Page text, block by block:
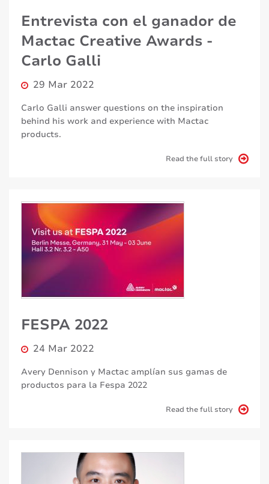
Entrevista con el ganador de
Mactac Creative Awards -
Carlo Galli
29 Mar 2022
Carlo Galli answer questions on the inspiration
behind his work and experience with Mactac
products.
Read the full story
FESPA 2022
24 Mar 2022
Avery Dennison y Mactac amplían sus gamas de
productos para la Fespa 2022
Read the full story